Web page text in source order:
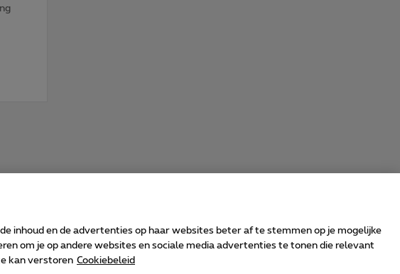
inhoud en de advertenties op haar websites beter af te stemmen op je mogelijke
om je op andere websites en sociale media advertenties te tonen die relevant
kan verstoren Cookiebeleid